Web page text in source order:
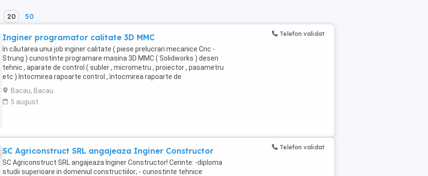
20 50
Inginer programator calitate 3D MMC
în căutarea unui job inginer calitate ( piese prelucrari mecanice Cnc -
Strung ) cunostinte programare masina 3D MMC ( Solidworks ) desen
tehnic , aparate de control ( subler , micrometru , proiector , pasametru
etc ) întocmirea rapoarte control , întocmirea rapoarte de
neconformitati .
Bacau, Bacau
5 august
Telefon validat
SC Agriconstruct SRL angajeaza Inginer Constructor
SC Agriconstruct SRL angajeaza Inginer Constructor! Cerinte: -diploma
studii superioare in domeniul constructiilor; - cunostinte tehnice
Telefon validat